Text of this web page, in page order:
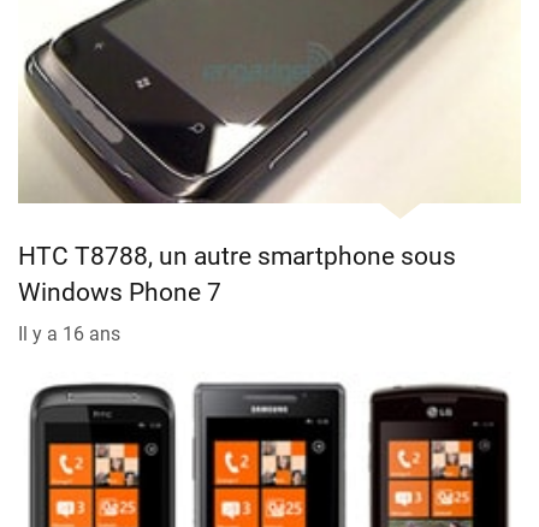
HTC T8788, un autre smartphone sous
Windows Phone 7
Il y a 16 ans